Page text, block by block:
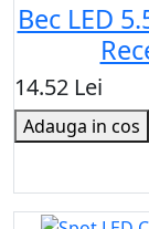
Bec LED
14.52 Lei
Adauga in cos